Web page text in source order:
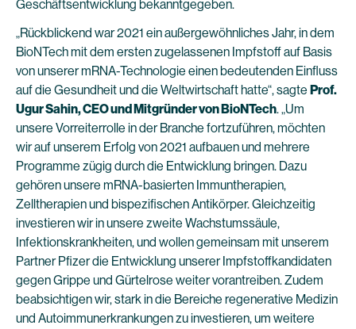
Geschäftsentwicklung bekanntgegeben.
„Rückblickend war 2021 ein außergewöhnliches Jahr, in dem
BioNTech mit dem ersten zugelassenen Impfstoff auf Basis
von unserer mRNA-Technologie einen bedeutenden Einfluss
auf die Gesundheit und die Weltwirtschaft hatte“, sagte Prof.
Ugur Sahin, CEO und Mitgründer von BioNTech. „Um
unsere Vorreiterrolle in der Branche fortzuführen, möchten
wir auf unserem Erfolg von 2021 aufbauen und mehrere
Programme zügig durch die Entwicklung bringen. Dazu
gehören unsere mRNA-basierten Immuntherapien,
Zelltherapien und bispezifischen Antikörper. Gleichzeitig
investieren wir in unsere zweite Wachstumssäule,
Infektionskrankheiten, und wollen gemeinsam mit unserem
Partner Pfizer die Entwicklung unserer Impfstoffkandidaten
gegen Grippe und Gürtelrose weiter vorantreiben. Zudem
beabsichtigen wir, stark in die Bereiche regenerative Medizin
und Autoimmunerkrankungen zu investieren, um weitere